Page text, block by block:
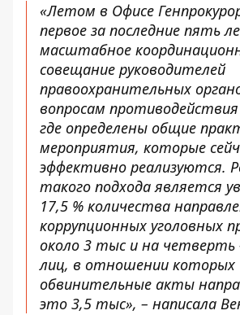
«Летом в Офисе
первое за последние пять
масштабное
совещание руководителей
правоохранительных
вопросам противодействия
где определены общие
мероприятия, которые
эффективно реализуются.
такого подхода является
17,5 % количества
коррупционных уголовных
около 3 тыс и на четверть
лиц, в отношении которых
обвинительные акты
это 3,5 тыс», – написала